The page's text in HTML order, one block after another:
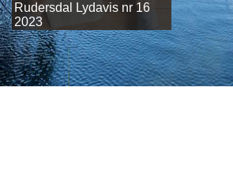
Rudersdal Lydavis nr 16
2023